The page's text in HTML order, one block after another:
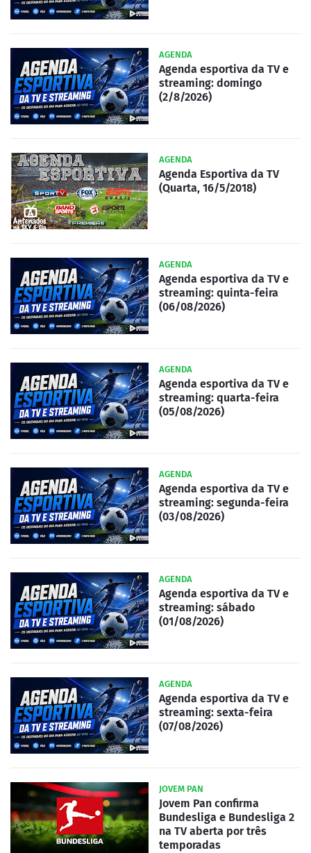
AGENDA
Agenda esportiva da TV e
streaming: domingo
(2/8/2026)
AGENDA
Agenda Esportiva da TV
(Quarta, 16/5/2018)
AGENDA
Agenda esportiva da TV e
streaming: quinta-feira
(06/08/2026)
AGENDA
Agenda esportiva da TV e
streaming: quarta-feira
(05/08/2026)
AGENDA
Agenda esportiva da TV e
streaming: segunda-feira
(03/08/2026)
AGENDA
Agenda esportiva da TV e
streaming: sábado
(01/08/2026)
AGENDA
Agenda esportiva da TV e
streaming: sexta-feira
(07/08/2026)
JOVEM PAN
Jovem Pan confirma
Bundesliga e Bundesliga 2
na TV aberta por três
temporadas